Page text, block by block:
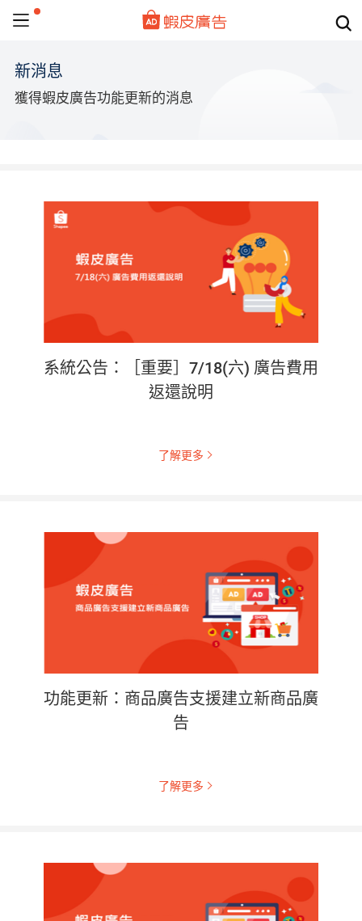
新消息
獲得蝦皮廣告功能更新的消息
系統公告：［重要］7/18(六) 廣告費用
返還說明
了解更多
功能更新：商品廣告支援建立新商品廣
告
了解更多